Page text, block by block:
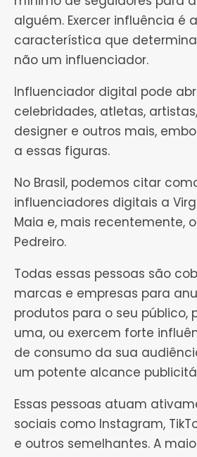
alguém. Exercer influência é
característica que
não um influenciador.
Influenciador digital pode
celebridades, atletas,
designer e outros mais,
a essas figuras.
No Brasil, podemos citar
influenciadores digitais a
Maia e, mais recentemente,
Pedreiro.
Todas essas pessoas são
marcas e empresas para
produtos para o seu público,
uma, ou exercem forte
de consumo da sua
um potente alcance
Essas pessoas atuam
sociais como Instagram,
e outros semelhantes. A